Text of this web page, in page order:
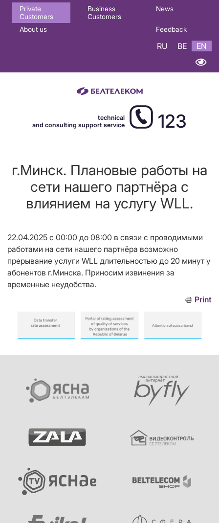
Основная
навигация
Private
Customers
Business
Customers
News
About us Feedback
RU BE EN
technical
and consulting support service
123
г.Минск. Плановые работы на
сети нашего партнёра с
влиянием на услугу WLL.
22.04.2025 с 00:00 до 08:00 в связи с проводимыми
работами на сети нашего партнёра возможно
прерывание услуги WLL длительностью до 20 минут у
абонентов г.Минска. Приносим извинения за
временные неудобства.
Print